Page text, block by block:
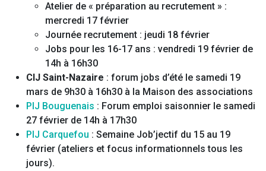
Atelier de « préparation au recrutement » :
mercredi 17 février
Journée recrutement : jeudi 18 février
Jobs pour les 16-17 ans : vendredi 19 février de
14h à 16h30
CIJ Saint-Nazaire : forum jobs d’été le samedi 19
mars de 9h30 à 16h30 à la Maison des associations
PIJ Bouguenais : Forum emploi saisonnier le samedi
27 février de 14h à 17h30
PIJ Carquefou : Semaine Job’jectif du 15 au 19
février (ateliers et focus informationnels tous les
jours).